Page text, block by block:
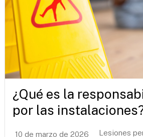
¿Qué es la
por las
10 de marzo de 2026 Lesiones